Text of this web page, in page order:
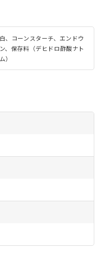
、コーンスターチ、エンドウ
、保存料（デヒドロ酢酸ナト
）